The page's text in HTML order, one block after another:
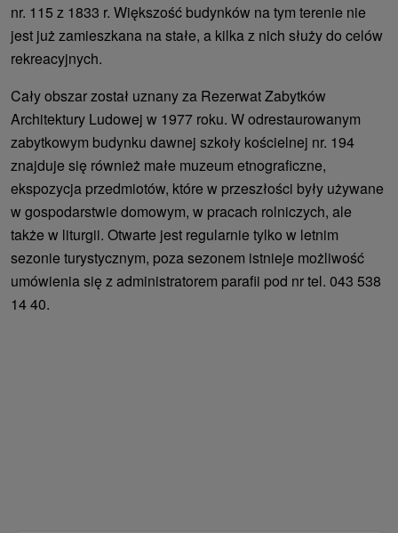
nr. 115 z 1833 r. Większość budynków na tym terenie nie
jest już zamieszkana na stałe, a kilka z nich służy do celów
rekreacyjnych.
Cały obszar został uznany za Rezerwat Zabytków
Architektury Ludowej w 1977 roku. W odrestaurowanym
zabytkowym budynku dawnej szkoły kościelnej nr. 194
znajduje się również małe muzeum etnograficzne,
ekspozycja przedmiotów, które w przeszłości były używane
w gospodarstwie domowym, w pracach rolniczych, ale
także w liturgii. Otwarte jest regularnie tylko w letnim
sezonie turystycznym, poza sezonem istnieje możliwość
umówienia się z administratorem parafii pod nr tel. 043 538
14 40.